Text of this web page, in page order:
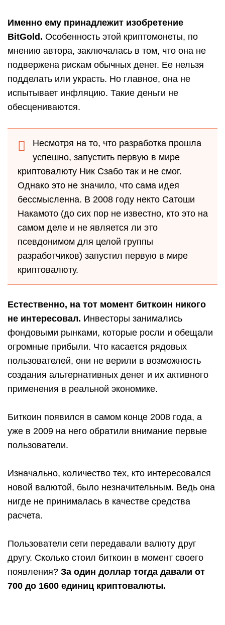
Именно ему принадлежит изобретение
BitGold. Особенность этой криптомонеты, по
мнению автора, заключалась в том, что она не
подвержена рискам обычных денег. Ее нельзя
подделать или украсть. Но главное, она не
испытывает инфляцию. Такие деньги не
обесцениваются.
Несмотря на то, что разработка прошла
успешно, запустить первую в мире
криптовалюту Ник Сзабо так и не смог.
Однако это не значило, что сама идея
бессмысленна. В 2008 году некто Сатоши
Накамото (до сих пор не известно, кто это на
самом деле и не является ли это
псевдонимом для целой группы
разработчиков) запустил первую в мире
криптовалюту.
Естественно, на тот момент биткоин никого
не интересовал. Инвесторы занимались
фондовыми рынками, которые росли и обещали
огромные прибыли. Что касается рядовых
пользователей, они не верили в возможность
создания альтернативных денег и их активного
применения в реальной экономике.
Биткоин появился в самом конце 2008 года, а
уже в 2009 на него обратили внимание первые
пользователи.
Изначально, количество тех, кто интересовался
новой валютой, было незначительным. Ведь она
нигде не принималась в качестве средства
расчета.
Пользователи сети передавали валюту друг
другу. Сколько стоил биткоин в момент своего
появления? За один доллар тогда давали от
700 до 1600 единиц криптовалюты.